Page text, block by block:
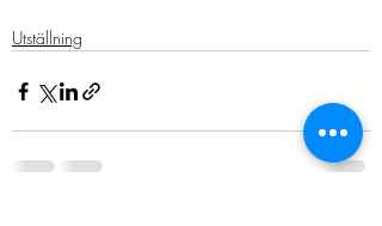
Utställning